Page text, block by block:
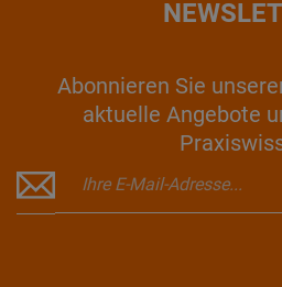
Abonnieren Sie
aktuelle Angebote